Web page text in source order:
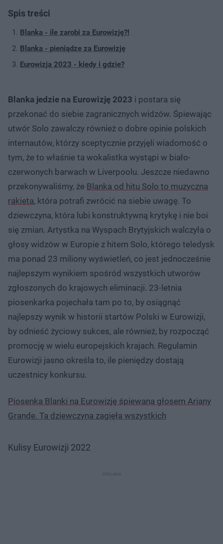
Spis treści
Blanka - ile zarobi za Eurowizję?!
Blanka - pieniądze za Eurowizję
Eurowizja 2023 - kiedy i gdzie?
Blanka jedzie na Eurowizję 2023 i postara się
przekonać do siebie zagranicznych widzów. Śpiewając
utwór Solo zawalczy również o dobre opinie polskich
internautów, którzy sceptycznie przyjęli wiadomość o
tym, że to właśnie ta wokalistka wystąpi w biało-
czerwonych barwach w Liverpoolu. Jeszcze niedawno
przekonywaliśmy, że Blanka od hitu Solo to muzyczna
rakieta, która potrafi zwrócić na siebie uwagę. To
dziewczyna, która lubi konstruktywną krytykę i nie boi
się zmian. Artystka na Wyspach Brytyjskich walczyła o
głosy widzów w Europie z hitem Solo, którego teledysk
ma ponad 23 miliony wyświetleń, co jest jednocześnie
najlepszym wynikiem spośród wszystkich utworów
zgłoszonych do krajowych eliminacji. 23-letnia
piosenkarka pojechała tam po to, by osiągnąć
najlepszy wynik w historii startów Polski w Eurowizji,
by odnieść życiowy sukces, ale również, by rozpocząć
promocję w wielu europejskich krajach. Regulamin
Eurowizji jasno określa to, ile pieniędzy dostają
uczestnicy konkursu.
Piosenka Blanki na Eurowizję śpiewana głosem Ariany
Grande. Ta dziewczyna zagięła wszystkich
Kulisy Eurowizji 2022